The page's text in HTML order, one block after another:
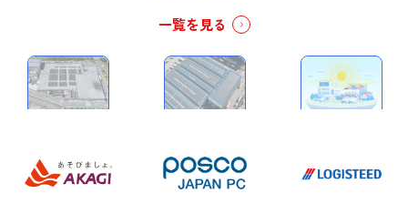
一覧を見る
赤城
POSCO
Japan
ロジ